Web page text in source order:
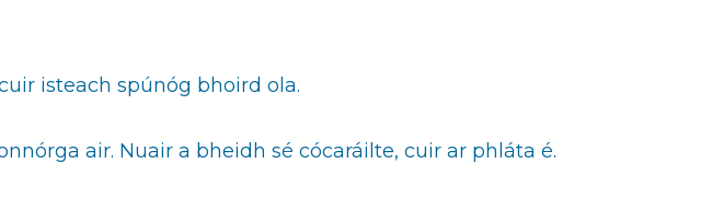
isteach spúnóg bhoird ola.
air. Nuair a bheidh sé cócaráilte, cuir ar phláta é.